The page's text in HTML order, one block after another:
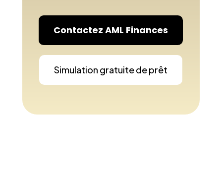
Contactez AML Finances
Simulation gratuite de prêt